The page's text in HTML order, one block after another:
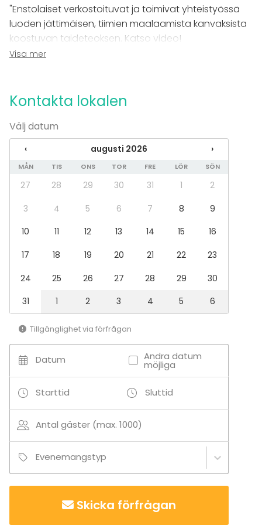
"Enstolaiset verkostoituvat ja toimivat yhteistyössä
luoden jättimäisen, tiimien maalaamista kanvaksista
koostuvan taideteoksen. Katso video!
pelkästään positiivisia kommentteja aktiviteetista.
tietenkin yllättyneitä lopputuloksesta. Varmaankin
tämä kaikki oli edesauttamassa sitä, että
kokouksemme sai Paras Koskaan –arvosanan!. Iso
kiitos koko Seikkailu-tiimille!
Visa mer
Kontakta lokalen
Välj datum
‹ augusti 2026 ›
MÅN TIS ONS TOR FRE LÖR SÖN
27 28 29 30 31 1
2
3
4 5 6 7 8
9
10
11 12 13 14 15
16
17
18 19 20 21 22
23
24
25 26 27 28 29
30
31
1 2 3 4 5 6
Tillgänglighet via förfrågan
Datum Andra datum
möjliga
Starttid Sluttid
Antal gäster (max. 1000)
Evenemangstyp
Skicka förfrågan